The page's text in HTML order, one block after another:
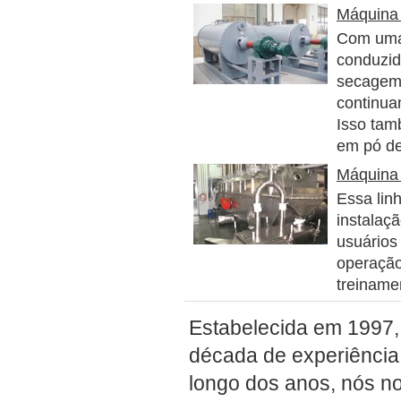
Com
Isso
em pó
Essa
Estabelecida em
década de
longo dos anos, nós